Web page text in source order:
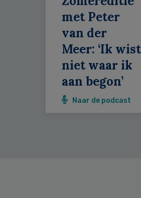
met Peter
van der
Meer: ‘Ik wist
niet waar ik
aan begon’
Naar de podcast